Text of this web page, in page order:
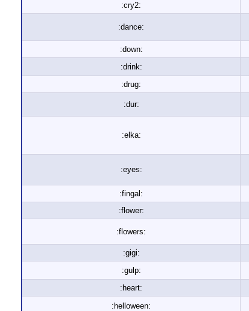
:cry2:
:dance:
:down:
:drink:
:drug:
:dur:
:elka:
:eyes:
:fingal:
:flower:
:flowers:
:gigi:
:gulp:
:heart:
:helloween: